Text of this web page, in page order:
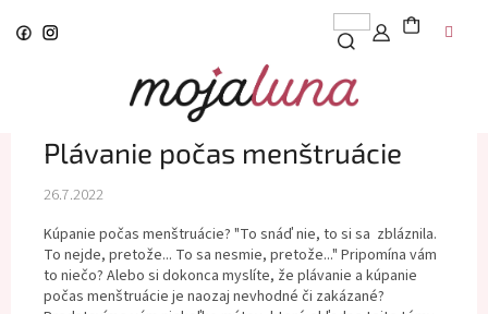
Plávanie počas menštruácie
26.7.2022
Kúpanie počas menštruácie? "To snáď nie, to si sa zbláznila.
To nejde, pretože... To sa nesmie, pretože..." Pripomína vám
to niečo? Alebo si dokonca myslíte, že plávanie a kúpanie
počas menštruácie je naozaj nevhodné či zakázané?